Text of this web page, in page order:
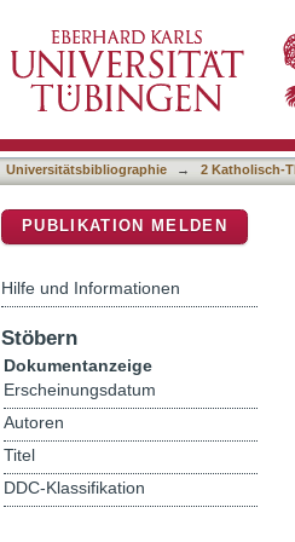
Universitätsbibliographie → 2 Katholisch-
PUBLIKATION MELDEN
Hilfe und Informationen
Stöbern
Dokumentanzeige
Erscheinungsdatum
Autoren
Titel
DDC-Klassifikation